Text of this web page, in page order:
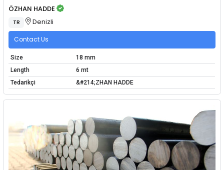
ÖZHAN HADDE
TR Denizli
Contact Us
Size
18 mm
Length
6 mt
Tedarikçi
&#214;ZHAN HADDE